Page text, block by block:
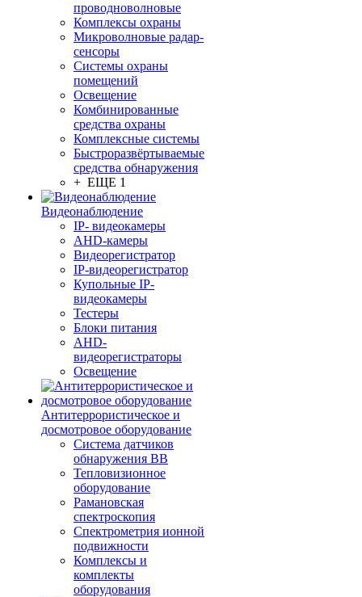
проводноволновые
Комплексы охраны
Микроволновые радар-
сенсоры
Системы охраны
помещений
Освещение
Комбинированные
средства охраны
Комплексные системы
Быстроразвёртываемые
средства обнаружения
+ ЕЩЕ 1
Видеонаблюдение
IP- видеокамеры
AHD-камеры
Видеорегистратор
IP-видеорегистратор
Купольные IP-
видеокамеры
Тестеры
Блоки питания
AHD-
видеорегистраторы
Освещение
Антитеррористическое и
досмотровое оборудование
Cистема датчиков
обнаружения ВВ
Тепловизионное
оборудование
Рамановская
спектроскопия
Спектрометрия ионной
подвижности
Комплексы и
комплекты
оборудования